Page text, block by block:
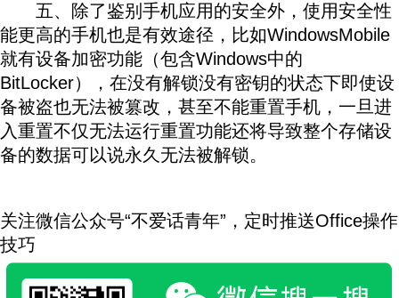
五、除了鉴别手机应用的安全外，使用安全性
能更高的手机也是有效途径，比如WindowsMobile
就有设备加密功能（包含Windows中的
BitLocker），在没有解锁没有密钥的状态下即使设
备被盗也无法被篡改，甚至不能重置手机，一旦进
入重置不仅无法运行重置功能还将导致整个存储设
备的数据可以说永久无法被解锁。
关注微信公众号“不爱话青年”，定时推送Office操作
技巧